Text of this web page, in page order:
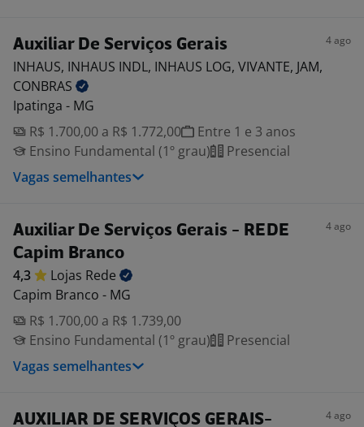
Auxiliar De Serviços Gerais 4 ago
INHAUS, INHAUS INDL, INHAUS LOG, VIVANTE, JAM,
CONBRAS
Ipatinga - MG
R$ 1.700,00 a R$ 1.772,00
Entre 1 e 3 anos
Ensino Fundamental (1º grau)
Presencial
Vagas semelhantes
Auxiliar De Serviços Gerais - REDE
Capim Branco
4 ago
4,3 Lojas Rede
Capim Branco - MG
R$ 1.700,00 a R$ 1.739,00
Ensino Fundamental (1º grau)
Presencial
Vagas semelhantes
AUXILIAR DE SERVIÇOS GERAIS- 4 ago